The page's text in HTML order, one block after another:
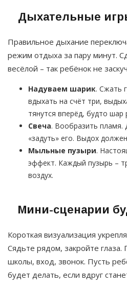
Дыхательные
Правильное дыхание
режим отдыха за пару минут.
весёлой – так ребёнок не
Надуваем шарик. Сжать
вдыхать на счёт три,
тянутся вперёд, будто шар
Свеча. Вообразить
«задуть» его. Выдох
Мыльные пузыри.
эффект. Каждый пузырь –
воздух.
Мини-сценарии
Короткая визуализация
Сядьте рядом, закройте глаза.
школы, вход, звонок. Пусть
будет делать, если вдруг